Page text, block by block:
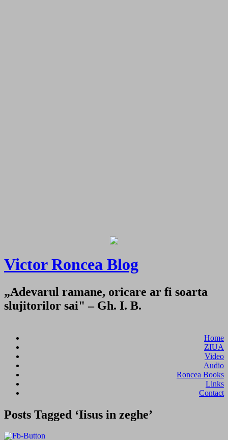
Victor Roncea Blog
„Adevarul ramane, oricare ar fi soarta
slujitorilor sai" – Gh. I. B.
Home
ZIUA
Video
Audio
Roncea Books
Links
Contact
Posts Tagged ‘Iisus in zeghe’